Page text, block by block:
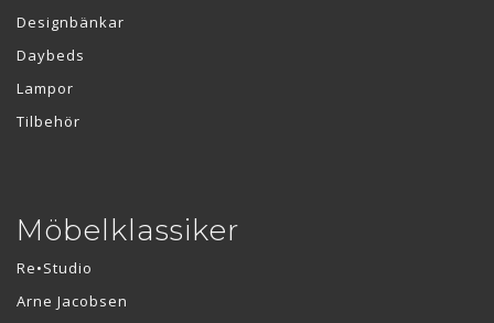
Designbänkar
Daybeds
Lampor
Tilbehör
Möbelklassiker
Re•Studio
Arne Jacobsen